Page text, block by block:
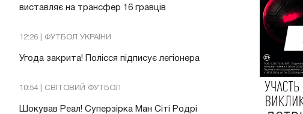
виставляє на трансфер 16 гравців
12:26 | ФУТБОЛ УКРАЇНИ
Угода закрита! Полісся підписує легіонера
10:54 | СВІТОВИЙ ФУТБОЛ
Шокував Реал! Суперзірка Ман Сіті Родрі